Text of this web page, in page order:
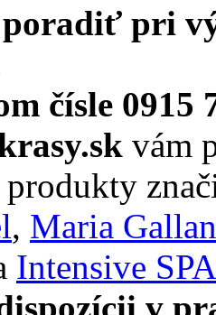
pri
čísle 0915
vám
, Maria
Intensive SPA